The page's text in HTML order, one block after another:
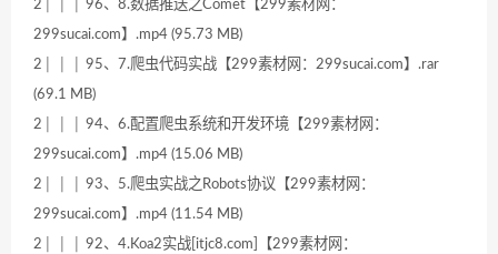
2│ │ │ 96、8.数据推送之Comet【299素材网：
299sucai.com】.mp4 (95.73 MB)
2│ │ │ 95、7.爬虫代码实战【299素材网：299sucai.com】.rar
(69.1 MB)
2│ │ │ 94、6.配置爬虫系统和开发环境【299素材网：
299sucai.com】.mp4 (15.06 MB)
2│ │ │ 93、5.爬虫实战之Robots协议【299素材网：
299sucai.com】.mp4 (11.54 MB)
2│ │ │ 92、4.Koa2实战[itjc8.com]【299素材网：